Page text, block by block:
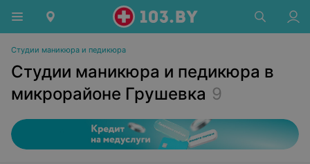
Студии маникюра и педикюра
Студии маникюра и педикюра в
микрорайоне Грушевка 9